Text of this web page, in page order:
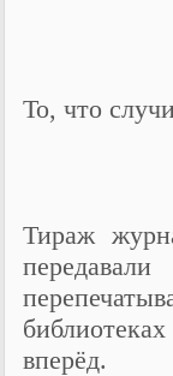
То, что
Тираж
вперёд.